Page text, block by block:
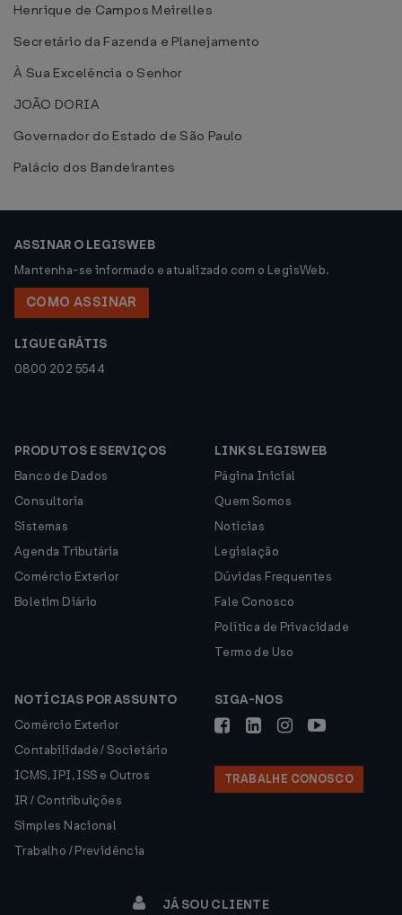
Henrique de Campos Meirelles
Secretário da Fazenda e Planejamento
À Sua Excelência o Senhor
JOÃO DORIA
Governador do Estado de São Paulo
Palácio dos Bandeirantes
ASSINAR O LEGISWEB
Mantenha-se informado e atualizado com o LegisWeb.
COMO ASSINAR
LIGUE GRÁTIS
0800 202 5544
PRODUTOS E SERVIÇOS
Banco de Dados
Consultoria
Sistemas
Agenda Tributária
Comércio Exterior
Boletim Diário
LINKS LEGISWEB
Página Inicial
Quem Somos
Notícias
Legislação
Dúvidas Frequentes
Fale Conosco
Política de Privacidade
Termo de Uso
NOTÍCIAS POR ASSUNTO
Comércio Exterior
Contabilidade / Societário
ICMS, IPI, ISS e Outros
IR / Contribuições
Simples Nacional
Trabalho / Previdência
SIGA-NOS
TRABALHE CONOSCO
JÁ SOU CLIENTE